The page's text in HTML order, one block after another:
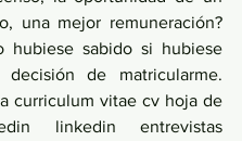
una mejor remuneración?
hubiese sabido si hubiese
de matricularme.
curriculum vitae cv hoja de
linkedin entrevistas